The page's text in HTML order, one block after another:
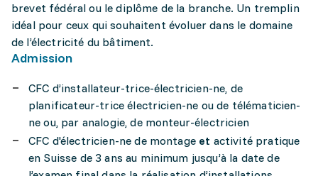
brevet fédéral ou le diplôme de la branche. Un tremplin
idéal pour ceux qui souhaitent évoluer dans le domaine
de l’électricité du bâtiment.
Admission
CFC d’installateur-trice-électricien-ne, de
planificateur-trice électricien-ne ou de télématicien-
ne ou, par analogie, de monteur-électricien
CFC d'électricien-ne de montage et activité pratique
en Suisse de 3 ans au minimum jusqu’à la date de